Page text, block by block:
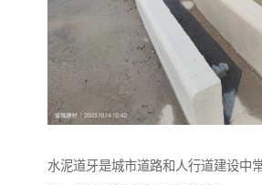
水泥道牙是城市道路和人行道建设中